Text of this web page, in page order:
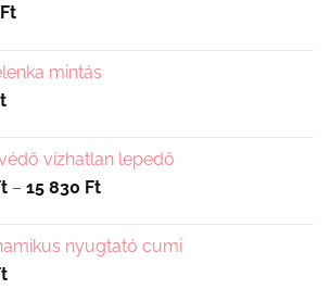
Ft
mintás
vízhatlan lepedő
– 15 830 FtÁrtartomány:
-
nyugtató cumi